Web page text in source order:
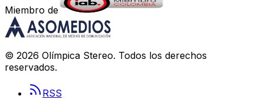
Miembro de
© 2026 Olímpica Stereo. Todos los derechos
reservados.
RSS